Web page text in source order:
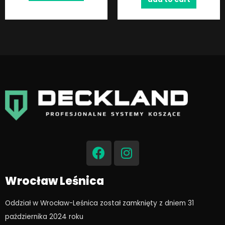
F
a
c
e
b
o
I
n
s
g
Wrocław Leśnica
Oddział w Wrocław-Leśnica został zamknięty z dniem 31
października 2024 roku​